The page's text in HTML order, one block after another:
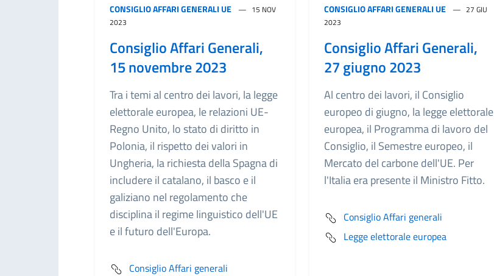
CONSIGLIO AFFARI GENERALI UE
15 NOV
2023
Consiglio Affari Generali,
15 novembre 2023
Tra i temi al centro dei lavori, la legge
elettorale europea, le relazioni UE-
Regno Unito, lo stato di diritto in
Polonia, il rispetto dei valori in
Ungheria, la richiesta della Spagna di
includere il catalano, il basco e il
galiziano nel regolamento che
disciplina il regime linguistico dell'UE
e il futuro dell'Europa.
Consiglio Affari generali
CONSIGLIO AFFARI GENERALI UE
27 GIU
2023
Consiglio Affari Generali,
27 giugno 2023
Al centro dei lavori, il Consiglio
europeo di giugno, la legge elettorale
europea, il Programma di lavoro del
Consiglio, il Semestre europeo, il
Mercato del carbone dell'UE. Per
l'Italia era presente il Ministro Fitto.
Consiglio Affari generali
Legge elettorale europea